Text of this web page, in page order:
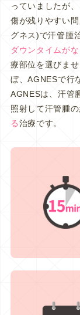
っていましたが
傷が残りやすい
グネス)で汗管腫
ダウンタイムが
療部位を選びま
ぼ、AGNESで行
AGNESは、汗管
照射して汗管腫
る治療です。